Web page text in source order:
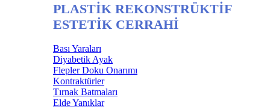
PLASTİK REKONSTRÜKTİF
ESTETİK CERRAHİ
Bası Yaraları
Diyabetik Ayak
Flepler Doku Onarımı
Kontraktürler
Tırnak Batmaları
Elde Yanıklar